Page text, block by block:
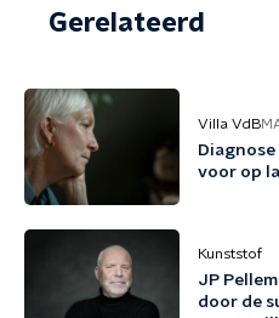
Gerelateerd
Villa VdB
voor op
Kunststof
JP
door de